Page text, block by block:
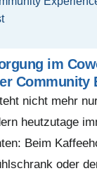
im
Community
nicht mehr
heutzutage
Beim
oder